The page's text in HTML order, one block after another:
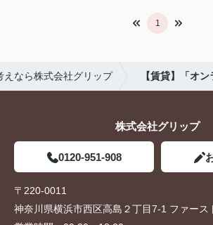
1
なら株式会社グリップ 【賃貸】「オ
株式会社グリップ
0120-951-908
〒220-0011
神奈川県横浜市西区高島２丁目7-1 ファース